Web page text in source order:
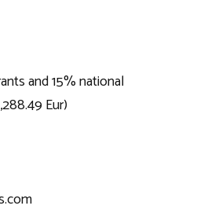
and 15% national
Eur)